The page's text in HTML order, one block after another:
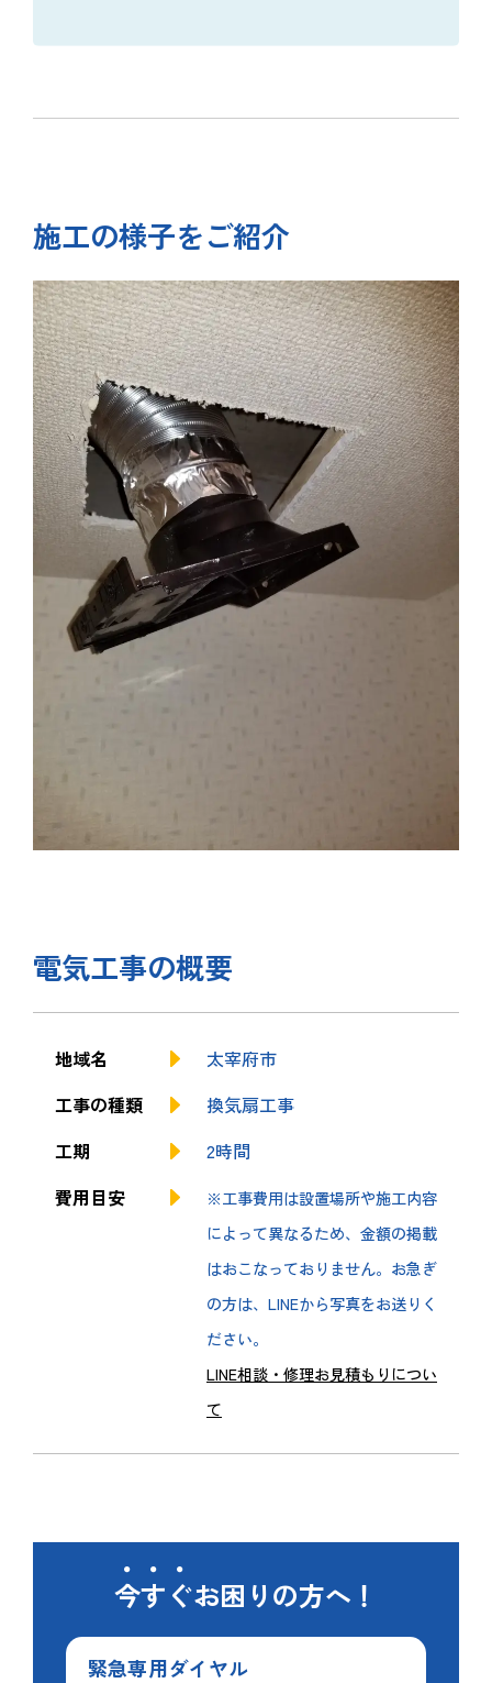
施工の様子をご紹介
電気工事の概要
地域名
太宰府市
工事の種類
換気扇工事
工期
2時間
費用目安
※工事費用は設置場所や施工内容
によって異なるため、金額の掲載
はおこなっておりません。お急ぎ
の方は、LINEから写真をお送りく
ださい。
LINE相談・修理お見積もりについ
て
今すぐお困りの方へ！
緊急専用ダイヤル